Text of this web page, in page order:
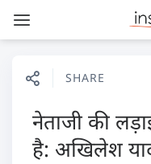
SHARE
नेताजी की
है: अखिलेश